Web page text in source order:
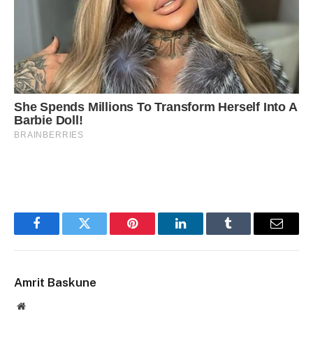
FacebookTwitter Pinterest LinkedInTumblr Email
Amrit Baskune
Website